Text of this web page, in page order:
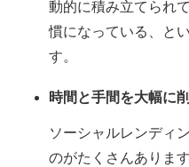
動的に積み立てられ
慣になっている、と
す。
時間と手間を大幅に
ソーシャルレンディ
のがたくさんありま